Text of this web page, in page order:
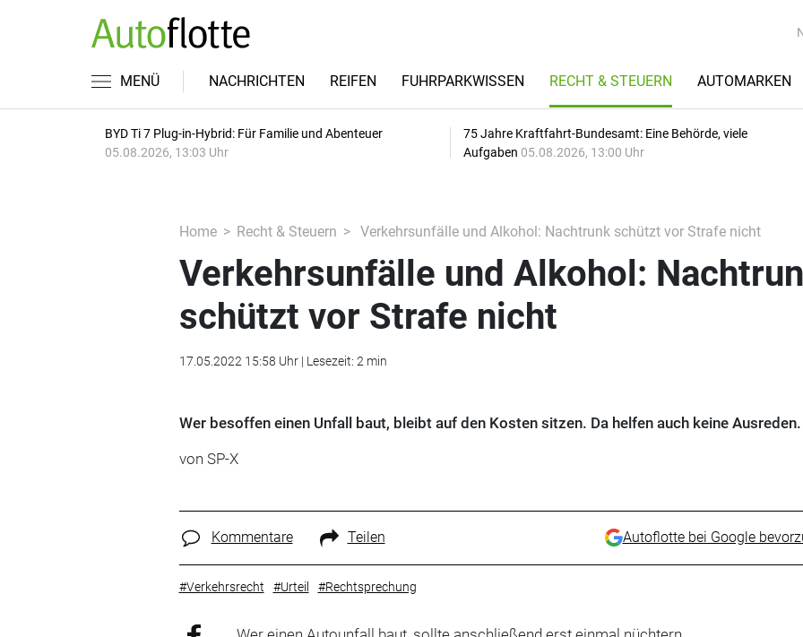
MENÜ NACHRICHTEN REIFEN FUHRPARKWISSEN RECHT & STEUERN AUTOMARKEN
BYD Ti 7 Plug-in-Hybrid: Für Familie und Abenteuer
05.08.2026, 13:03 Uhr
75 Jahre Kraftfahrt-Bundesamt: Eine Behörde, viele
Aufgaben 05.08.2026, 13:00 Uhr
Home Recht & Steuern Verkehrsunfälle und Alkohol: Nachtrunk schützt vor Strafe nicht
Verkehrsunfälle und Alkohol:
schützt vor Strafe nicht
17.05.2022 15:58 Uhr | Lesezeit: 2 min
Wer besoffen einen Unfall baut, bleibt auf den Kosten sitzen. Da helfen auch keine Ausreden.
von SP-X
Kommentare Teilen Autoflotte bei Google
#Verkehrsrecht #Urteil #Rechtsprechung